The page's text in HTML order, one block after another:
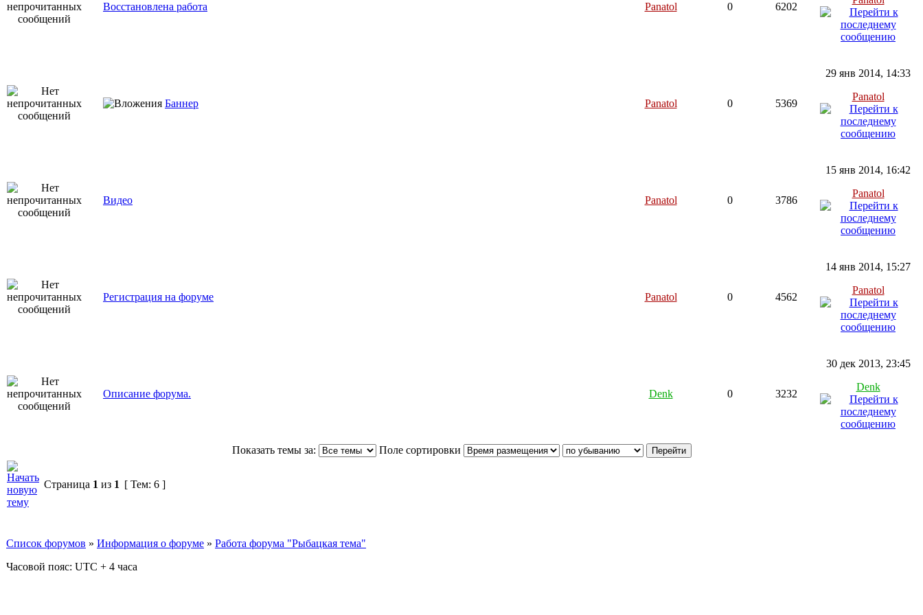
Восстановлена работа Panatol 0 6202
Баннер Panatol 0 5369
29 янв 2014, 14:33
Panatol
Видео Panatol 0 3786
15 янв 2014, 16:42
Panatol
Регистрация на форуме Panatol 0 4562
14 янв 2014, 15:27
Panatol
Описание форума. Denk 0 3232
30 дек 2013, 23:45
Denk
Показать темы за: Поле сортировки
Страница 1 из 1 [ Тем: 6 ]
Список форумов » Информация о форуме » Работа форума "Рыбацкая тема"
Часовой пояс: UTC + 4 часа